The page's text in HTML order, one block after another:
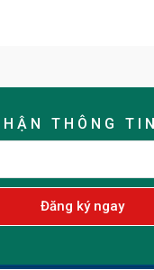
THÔNG TIN
Đăng ký ngay